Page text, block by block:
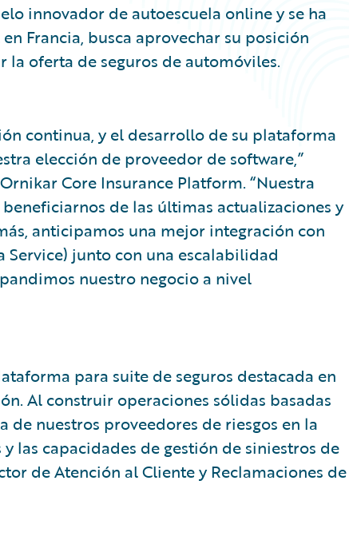
innovador de autoescuela online y se ha
Francia, busca aprovechar su posición
oferta de seguros de automóviles.
continua, y el desarrollo de su plataforma
elección de proveedor de software,”
Core Insurance Platform. “Nuestra
de las últimas actualizaciones y
anticipamos una mejor integración con
Service) junto con una escalabilidad
nuestro negocio a nivel
para suite de seguros destacada en
Al construir operaciones sólidas basadas
de nuestros proveedores de riesgos en la
las capacidades de gestión de siniestros de
de Atención al Cliente y Reclamaciones de